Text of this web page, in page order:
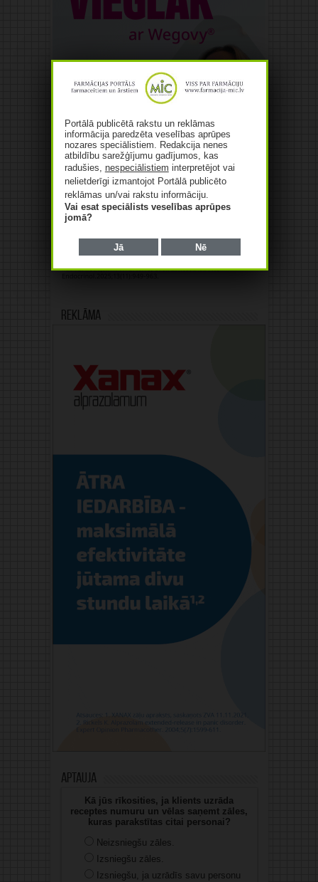
Reklāma
Aptauja
Kā jūs rīkosities, ja klients uzrāda
receptes numuru un vēlas saņemt zāles,
kuras parakstītas citai personai?
Neizsniegšu zāles.
Izsniegšu zāles.
Izsniegšu, ja uzrādīs savu personu
Portālā publicētā rakstu un reklāmas
informācija paredzēta veselības aprūpes
nozares speciālistiem. Redakcija nenes
atbildību sarežģījumu gadījumos, kas
radušies, nespeciālistiem interpretējot vai
nelietderīgi izmantojot Portālā publicēto
reklāmas un/vai rakstu informāciju.
Vai esat speciālists veselības aprūpes
jomā?
Jā Nē